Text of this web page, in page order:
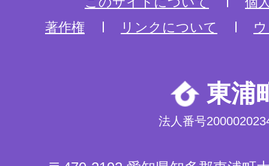
著作権
リンクについて
東浦
法人番号